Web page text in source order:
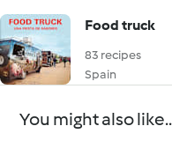
Food truck
83 recipes
Spain
You might also